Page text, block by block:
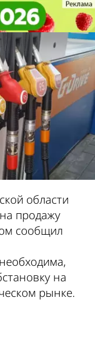
ввели
топлива
области
продажу
сообщил
на
рынке.
ввели
топлива
по